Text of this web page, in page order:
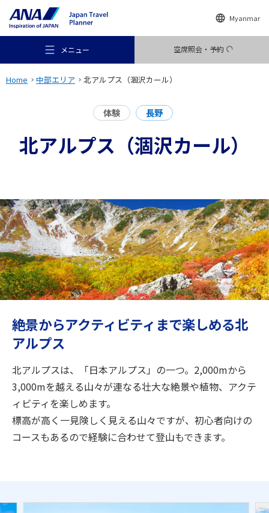
Myanmar
メニュー 空席照会・予約
おすすめの旅
行き先
旅のお役立ち情報
閉じる
Home 中部エリア 北アルプス（涸沢カール）
体験 長野
北アルプス（涸沢カール）
絶景からアクティビティまで楽しめる北
アルプス
北アルプスは、「日本アルプス」の一つ。2,000mから
3,000mを越える山々が連なる壮大な絶景や植物、アクテ
ィビティを楽しめます。
標高が高く一見険しく見える山々ですが、初心者向けの
コースもあるので経験に合わせて登山もできます。